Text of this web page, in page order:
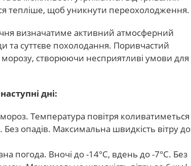
тепліше, щоб уникнути переохолодження.
визначатиме активний атмосферний
та суттєве похолодання. Поривчастий
морозу, створюючи несприятливі умови для
дні:
Температура повітря коливатиметься
Без опадів. Максимальна швидкість вітру до
погода. Вночі до -14°C, вдень до -7°C. Без